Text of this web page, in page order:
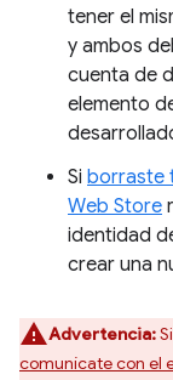
tener el
y ambos
cuenta de
elemento
Si borraste
Web Store
identidad
crear una
Advertencia:
comunícate con el